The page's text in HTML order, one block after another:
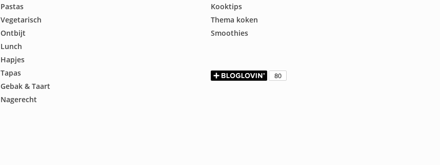
Pastas
Vegetarisch
Ontbijt
Lunch
Hapjes
Tapas
Gebak & Taart
Nagerecht
Kooktips
Thema koken
Smoothies